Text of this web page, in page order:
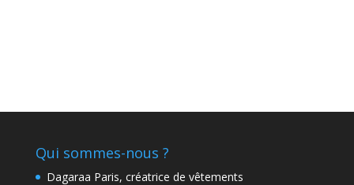
Qui sommes-nous ?
Dagaraa Paris, créatrice de vêtements